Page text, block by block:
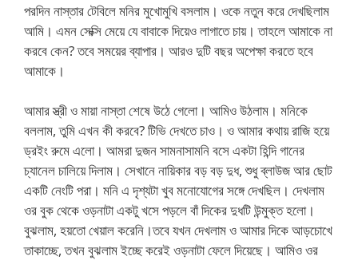
পরদিন নাস্তার টেবিলে মনির মুখোমুখি বসলাম। ওকে নতুন করে দেখছিলাম
আমি। এমন সেক্সি মেয়ে যে বাবাকে দিয়েও লাগাতে চায়। তাহলে আমাকে না
করবে কেন? তবে সময়ের ব্যাপার। আরও দুটি বছর অপেক্ষা করতে হবে
আমাকে।
আমার স্ত্রী ও মায়া নাস্তা শেষে উঠে গেলো। আমিও উঠলাম। মনিকে
বললাম, তুমি এখন কী করবে? টিভি দেখতে চাও। ও আমার কথায় রাজি হয়ে
ড্রইং রুমে এলো। আমরা দুজন সামনাসামনি বসে একটা হিন্দি গানের
চ্যানেল চালিয়ে দিলাম। সেখানে নায়িকার বড় বড় দুধ, শুধু ব্লাউজ আর ছোট
একটি নেংটি পরা। মনি এ দৃশ্যটা খুব মনোযোগের সঙ্গে দেখছিল। দেখলাম
ওর বুক থেকে ওড়নাটা একটু খসে পড়লে বাঁ দিকের দুধটি উন্মুক্ত হলো।
বুঝলাম, হয়তো খেয়াল করেনি।তবে যখন দেখলাম ও আমার দিকে আড়চোখে
তাকাচ্ছে, তখন বুঝলাম ইচ্ছে করেই ওড়নাটা ফেলে দিয়েছে। আমিও ওর